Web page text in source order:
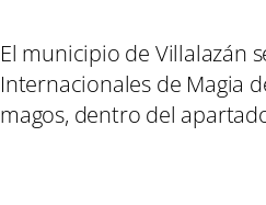
El municipio de Villalazán
Internacionales de Magia
magos, dentro del